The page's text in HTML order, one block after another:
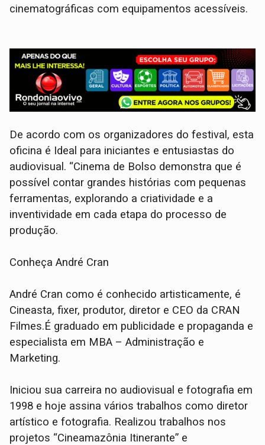
cinematográficas com equipamentos acessíveis.
De acordo com os organizadores do festival, esta
oficina é Ideal para iniciantes e entusiastas do
audiovisual. “Cinema de Bolso demonstra que é
possível contar grandes histórias com pequenas
ferramentas, explorando a criatividade e a
inventividade em cada etapa do processo de
produção.
Conheça André Cran
André Cran como é conhecido artisticamente, é
Cineasta, fixer, produtor, diretor e CEO da CRAN
Filmes.É graduado em publicidade e propaganda e
especialista em MBA – Administração e
Marketing.
Iniciou sua carreira no audiovisual e fotografia em
1998 e hoje assina vários trabalhos como diretor
artístico e fotografia. Realizou trabalhos nos
projetos “Cineamazônia Itinerante” e